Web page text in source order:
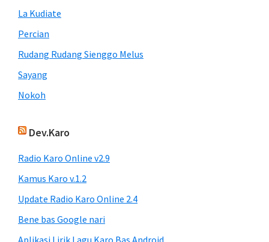
La Kudiate
Percian
Rudang Rudang Sienggo Melus
Sayang
Nokoh
Dev.Karo
Radio Karo Online v2.9
Kamus Karo v.1.2
Update Radio Karo Online 2.4
Bene bas Google nari
Aplikasi Lirik Lagu Karo Bas Android